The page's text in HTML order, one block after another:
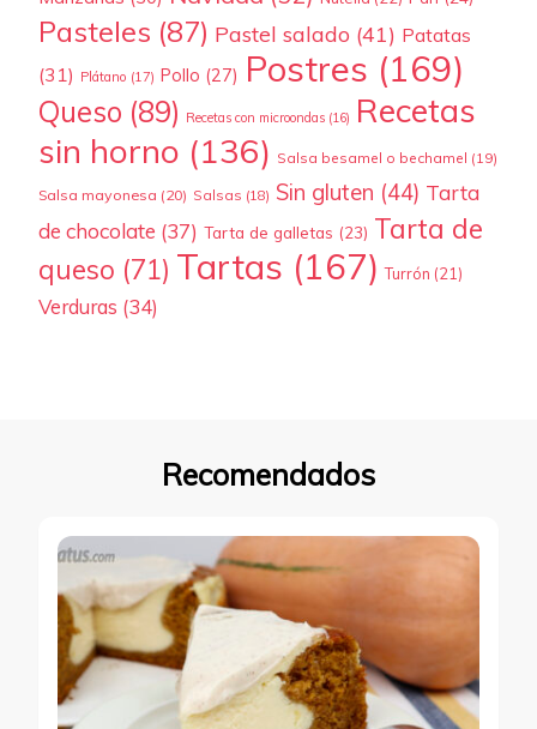
Pasteles (87) Pastel salado (41) Patatas
(31) Plátano (17) Pollo (27) Postres (169)
Queso (89) Recetas con microondas (16) Recetas
sin horno (136) Salsa besamel o bechamel (19)
Salsa mayonesa (20) Salsas (18) Sin gluten (44) Tarta
de chocolate (37) Tarta de galletas (23) Tarta de
queso (71) Tartas (167) Turrón (21)
Verduras (34)
Recomendados